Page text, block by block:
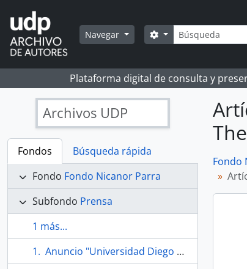
Skip to main content
Navegar Búsqueda
Search options
Plataforma digital de consulta y
Archivos UDP
Fondos
Búsqueda rápida
Fondo Fondo Nicanor Parra
Subfondo Prensa
1 más...
Anuncio "Universidad Diego Portales Presenta el Archivo Nicanor Parra" en Reportajes de El Mercurio
Fondo